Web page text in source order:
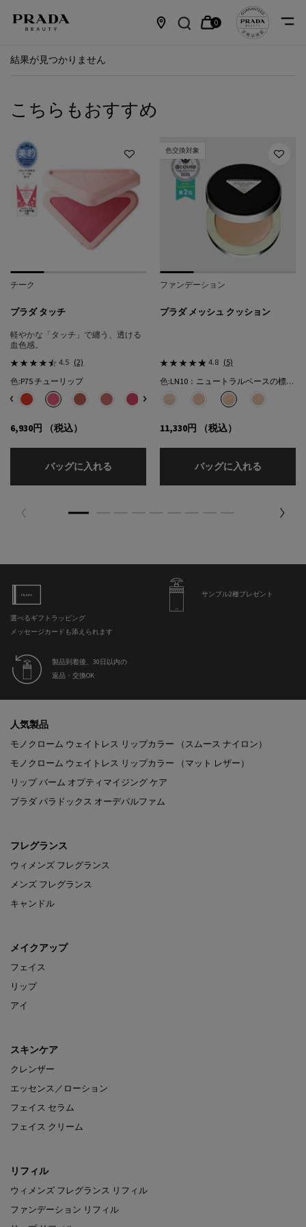
0
0 カート内の製品
結果が見つかりません
こちらもおすすめ
チーク
プラダ タッチ
軽やかな「タッチ」で纏う、透ける
血色感。
4.5 (2)
色:P75 チューリップ
色を選択してください
{1} の場合
済み
カフェ のカラー プラダ タッチ、1/8
選択済み
R68 チェリー のカラー プラダ タッチ、2/8
選択済み
P75 チューリップ のカラー プラダ タッチ、3/8
選択済み
P71 ボウ のカラー プラダ タッチ、4/8
選択済み
P72 ピンクダリア のカラー プラダ タッチ、5/8
選択済み
P76 リリー のカラー プラダ タッチ、6/8
選択済み
P79 モーヴ のカラー プラダ タッチ、7/8
選択済み
O86 ピーチ のカラー プラダ タッ
6,930円 （税込）
バッグに入れる
色交換対象
ファンデーション
プラダ メッシュ クッション
4.8 (5)
色:
LN10：ニュートラルベースの標準的な色★
色を選択してください
{1} の場合
選択済み
LC5：クールベースの明るい色​ のカラ
選択済み
LN5：ニュートラル ベースの
選択済み
LN10：ニュートラル
選択済み
LN25：ニュ
11,330円 （税込）
バッグに入れる
選べるギフトラッピング
メッセージカードも添えられます
サンプル2種プレゼント
製品到着後、30日以内の
返品・交換OK
人気製品
モノクローム ウェイトレス リップカラー （スムース ナイロン）
モノクローム ウェイトレス リップカラー （マット レザー）
リップ バーム オプティマイジング ケア
プラダ パラドックス オーデパルファム
フレグランス
ウィメンズ フレグランス
メンズ フレグランス
キャンドル
メイクアップ
フェイス
リップ
アイ
スキンケア
クレンザー
エッセンス／ローション
フェイス セラム
フェイス クリーム
リフィル
ウィメンズ フレグランス リフィル
ファンデーション リフィル